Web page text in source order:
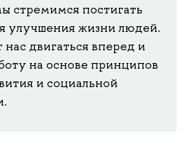
стремимся постигать
улучшения жизни людей.
двигаться вперед и
на основе принципов
и социальной